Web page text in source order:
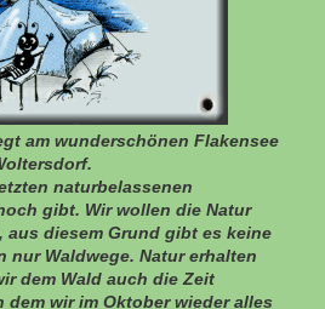
am wunderschönen Flakensee
naturbelassenen
gibt. Wir wollen die Natur
diesem Grund gibt es keine
nur Waldwege. Natur erhalten
dem Wald auch die Zeit
dem wir im Oktober wieder alles